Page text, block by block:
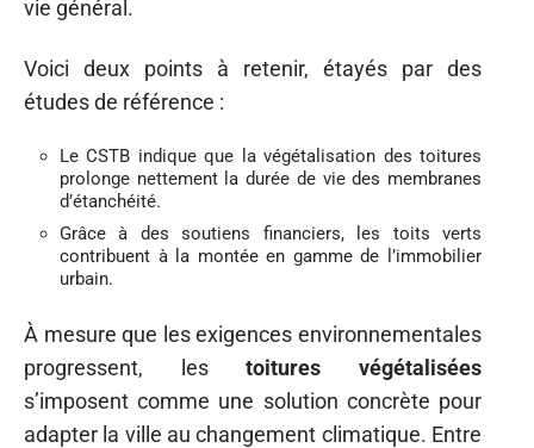
vie général.
Voici deux points à retenir, étayés par des
études de référence :
Le CSTB indique que la végétalisation des toitures
prolonge nettement la durée de vie des membranes
d’étanchéité.
Grâce à des soutiens financiers, les toits verts
contribuent à la montée en gamme de l’immobilier
urbain.
À mesure que les exigences environnementales
progressent, lestoitures végétalisées
s’imposent comme une solution concrète pour
adapter la ville au changement climatique. Entre